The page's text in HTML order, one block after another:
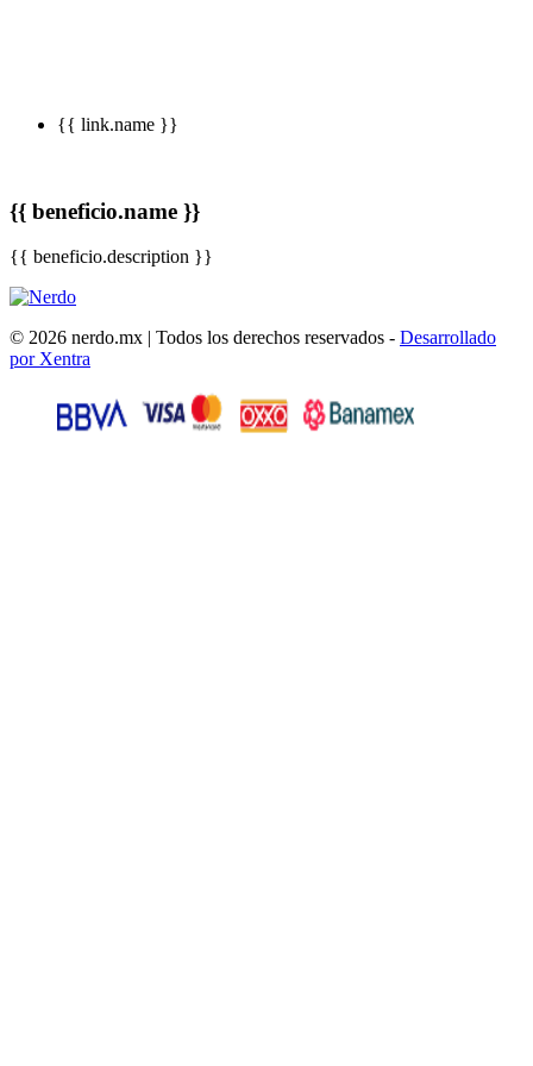
{{ link.name }}
{{ beneficio.name }}
{{ beneficio.description }}
© 2026 nerdo.mx | Todos los derechos reservados - Desarrollado
por Xentra